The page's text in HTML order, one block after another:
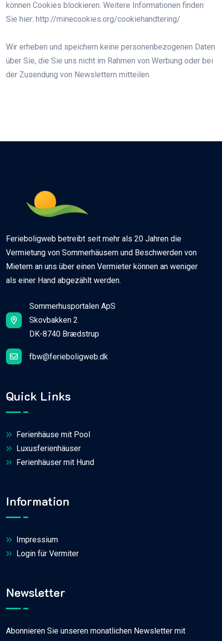
können Cookies blockieren. Weitere Informationen finden
Sie hier: http://minecookies.org/cookiehandtering/
Wir erheben und speichern keine personenbezogenen Daten
über Sie, die Sie uns nicht im Rahmen von Werbung oder bei
der Zusendung von Newslettern mitteilen.
Ferieboligweb betreibt seit mehr als 20 Jahren die
Vermietung von Sommerhäusern und Beschwerden von
Mietern an uns über einen Vermieter können an weniger
als einer Hand abgezählt werden.
Sommerhusportalen ApS
Skovbakken 2
DK-8740 Brædstrup
fbw@ferieboligweb.dk
Quick Links
Ferienhäuse mit Pool
Luxusferienhäuser
Ferienhäuser mit Hund
Information
Impressium
Login für Vermiter
Newsletter
Abonnieren Sie unseren monatlichen Newsletter mit